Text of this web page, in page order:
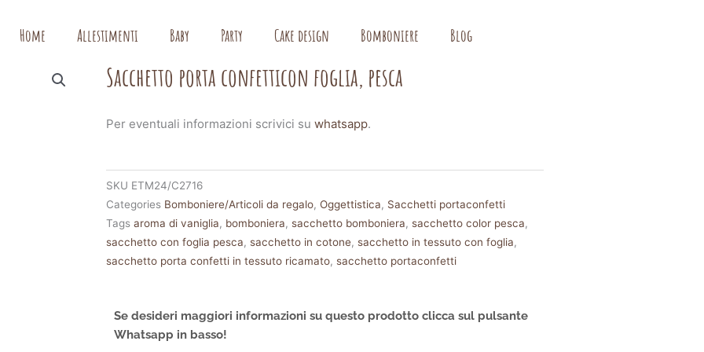
Home Allestimenti Baby Party Cake design Bomboniere Blog
Sacchetto porta confetticon foglia, pesca
Per eventuali informazioni scrivici suwhatsapp.
SKU ETM24/C2716
Categories Bomboniere/Articoli da regalo,Oggettistica, Sacchetti portaconfetti
Tags aroma di vaniglia, bomboniera,sacchetto bomboniera,sacchetto color pesca,
sacchetto con foglia pesca,sacchetto in cotone,sacchetto in tessuto con foglia,
sacchetto porta confetti in tessuto ricamato,sacchetto portaconfetti
Se desideri maggiori informazioni su questo prodotto clicca sul pulsante
Whatsapp in basso!